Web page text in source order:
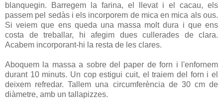
blanquegin. Barregem la farina, el llevat i el cacau, els
passem pel sedàs i els incorporem de mica en mica als ous.
Si veiem que ens queda una massa molt dura i que ens
costa de treballar, hi afegim dues cullerades de clara.
Acabem incorporant-hi la resta de les clares.
Aboquem la massa a sobre del paper de forn i l'enfornem
durant 10 minuts. Un cop estigui cuit, el traiem del forn i el
deixem refredar. Tallem una circumferència de 30 cm de
diàmetre, amb un tallapizzes.